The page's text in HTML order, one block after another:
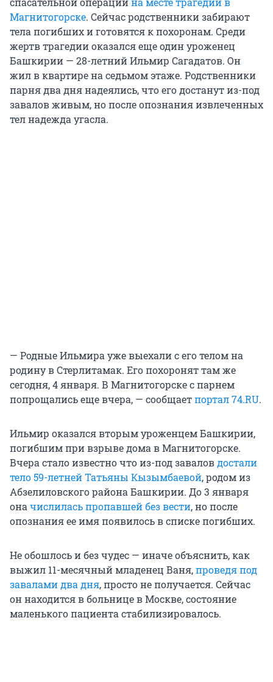
Магнитогорске. Сейчас родственники забирают
тела погибших и готовятся к похоронам. Среди
жертв трагедии оказался еще один уроженец
Башкирии — 28-летний Ильмир Сагадатов. Он
жил в квартире на седьмом этаже. Родственники
парня два дня надеялись, что его достанут из-под
завалов живым, но после опознания извлеченных
тел надежда угасла.
— Родные Ильмира уже выехали с его телом на
родину в Стерлитамак. Его похоронят там же
сегодня, 4 января. В Магнитогорске с парнем
попрощались еще вчера, — сообщаетпортал 74.RU.
Ильмир оказался вторым уроженцем Башкирии,
погибшим при взрыве дома в Магнитогорске.
Вчера стало известно что из-под заваловдостали
тело 59-летней Татьяны Кызымбаевой, родом из
Абзелиловского района Башкирии. До 3 января
она числилась пропавшей без вести, но после
опознания ее имя появилось в списке погибших.
Не обошлось и без чудес — иначе объяснить, как
выжил 11-месячный младенец Ваня,проведя под
завалами два дня, просто не получается. Сейчас
он находится в больнице в Москве, состояние
маленького пациента стабилизировалось.